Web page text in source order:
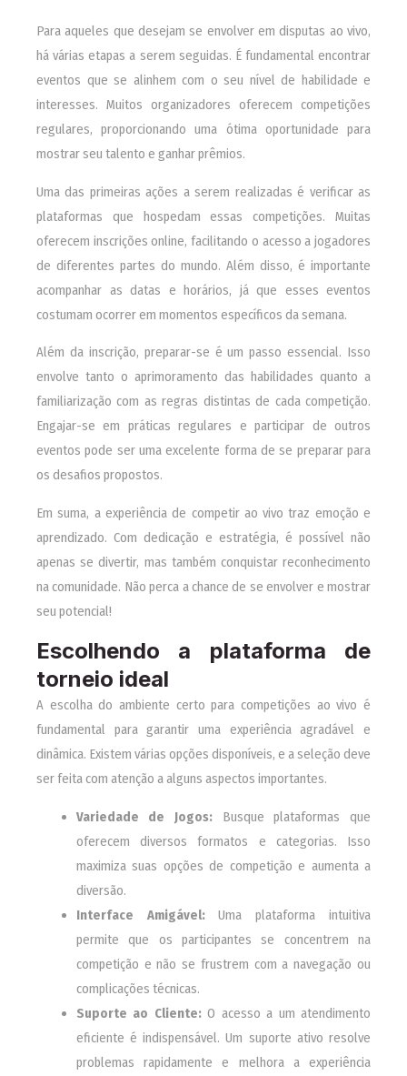
Para aqueles que desejam se envolver em disputas ao vivo,
há várias etapas a serem seguidas. É fundamental encontrar
eventos que se alinhem com o seu nível de habilidade e
interesses. Muitos organizadores oferecem competições
regulares, proporcionando uma ótima oportunidade para
mostrar seu talento e ganhar prêmios.
Uma das primeiras ações a serem realizadas é verificar as
plataformas que hospedam essas competições. Muitas
oferecem inscrições online, facilitando o acesso a jogadores
de diferentes partes do mundo. Além disso, é importante
acompanhar as datas e horários, já que esses eventos
costumam ocorrer em momentos específicos da semana.
Além da inscrição, preparar-se é um passo essencial. Isso
envolve tanto o aprimoramento das habilidades quanto a
familiarização com as regras distintas de cada competição.
Engajar-se em práticas regulares e participar de outros
eventos pode ser uma excelente forma de se preparar para
os desafios propostos.
Em suma, a experiência de competir ao vivo traz emoção e
aprendizado. Com dedicação e estratégia, é possível não
apenas se divertir, mas também conquistar reconhecimento
na comunidade. Não perca a chance de se envolver e mostrar
seu potencial!
Escolhendo a plataforma de
torneio ideal
A escolha do ambiente certo para competições ao vivo é
fundamental para garantir uma experiência agradável e
dinâmica. Existem várias opções disponíveis, e a seleção deve
ser feita com atenção a alguns aspectos importantes.
Variedade de Jogos: Busque plataformas que
oferecem diversos formatos e categorias. Isso
maximiza suas opções de competição e aumenta a
diversão.
Interface Amigável:Uma plataforma intuitiva
permite que os participantes se concentrem na
competição e não se frustrem com a navegação ou
complicações técnicas.
Suporte ao Cliente:O acesso a um atendimento
eficiente é indispensável. Um suporte ativo resolve
problemas rapidamente e melhora a experiência